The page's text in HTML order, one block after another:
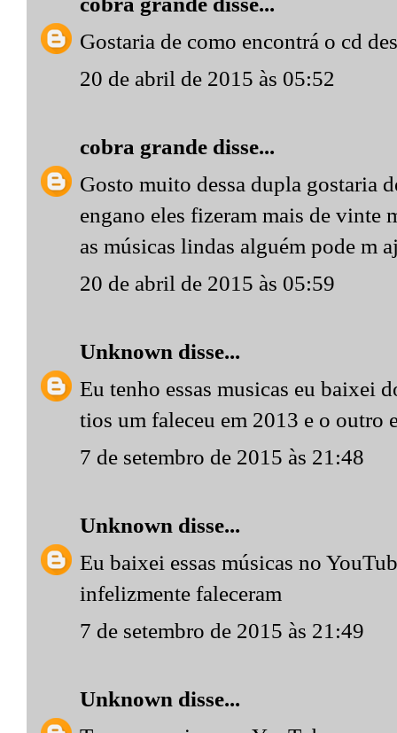
Gostaria de como encontrá o cd
20 de abril de 2015 às 05:52
cobra grande disse...
Gosto muito dessa dupla gostaria
engano eles fizeram mais de vinte
as músicas lindas alguém pode m
20 de abril de 2015 às 05:59
Unknown disse...
Eu tenho essas musicas eu baixei
tios um faleceu em 2013 e o outro
7 de setembro de 2015 às 21:48
Unknown disse...
Eu baixei essas músicas no
infelizmente faleceram
7 de setembro de 2015 às 21:49
Unknown disse...